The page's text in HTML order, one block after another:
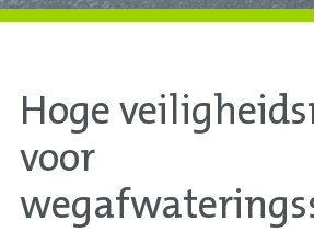
Hoge
voor